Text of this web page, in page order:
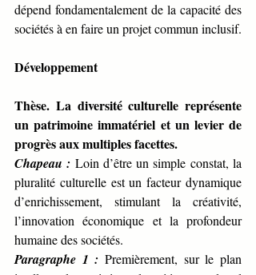
dépend fondamentalement de la capacité des
sociétés à en faire un projet commun inclusif.
Développement
Thèse. La diversité culturelle représente
un patrimoine immatériel et un levier de
progrès aux multiples facettes.
Chapeau : Loin d’être un simple constat, la
pluralité culturelle est un facteur dynamique
d’enrichissement, stimulant la créativité,
l’innovation économique et la profondeur
humaine des sociétés.
Paragraphe 1 : Premièrement, sur le plan